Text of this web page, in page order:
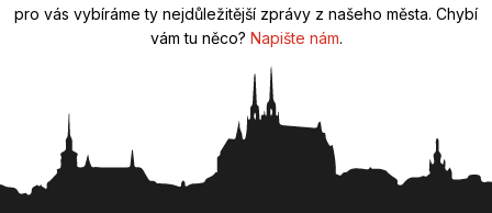
pro vás vybíráme ty nejdůležitější zprávy z našeho města. Chybí
vám tu něco? Napište nám.